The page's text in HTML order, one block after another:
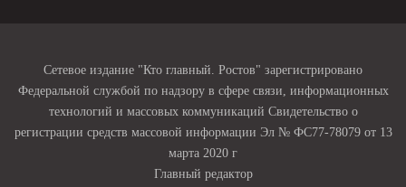
Сетевое издание "Кто главный. Ростов" зарегистрировано
Федеральной службой по надзору в сфере связи, информационных
технологий и массовых коммуникаций Свидетельство о
регистрации средств массовой информации Эл № ФС77-78079 от 13
марта 2020 г
Главный редактор